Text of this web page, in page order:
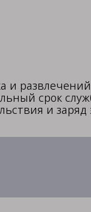
и
срок
и заряд